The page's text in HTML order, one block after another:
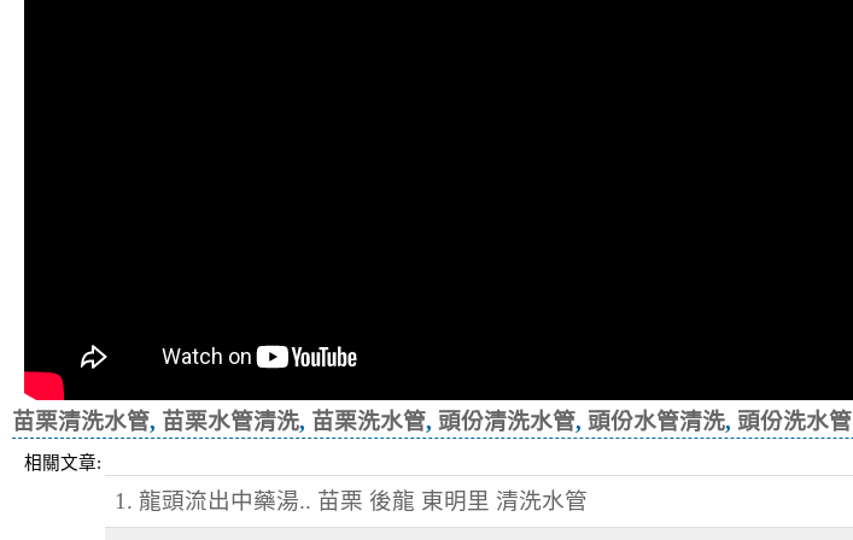
苗栗清洗水管, 苗栗水管清洗, 苗栗洗水管, 頭份清洗水管, 頭份水管清洗, 頭份洗水管
相關文章:
1. 龍頭流出中藥湯.. 苗栗 後龍 東明里 清洗水管